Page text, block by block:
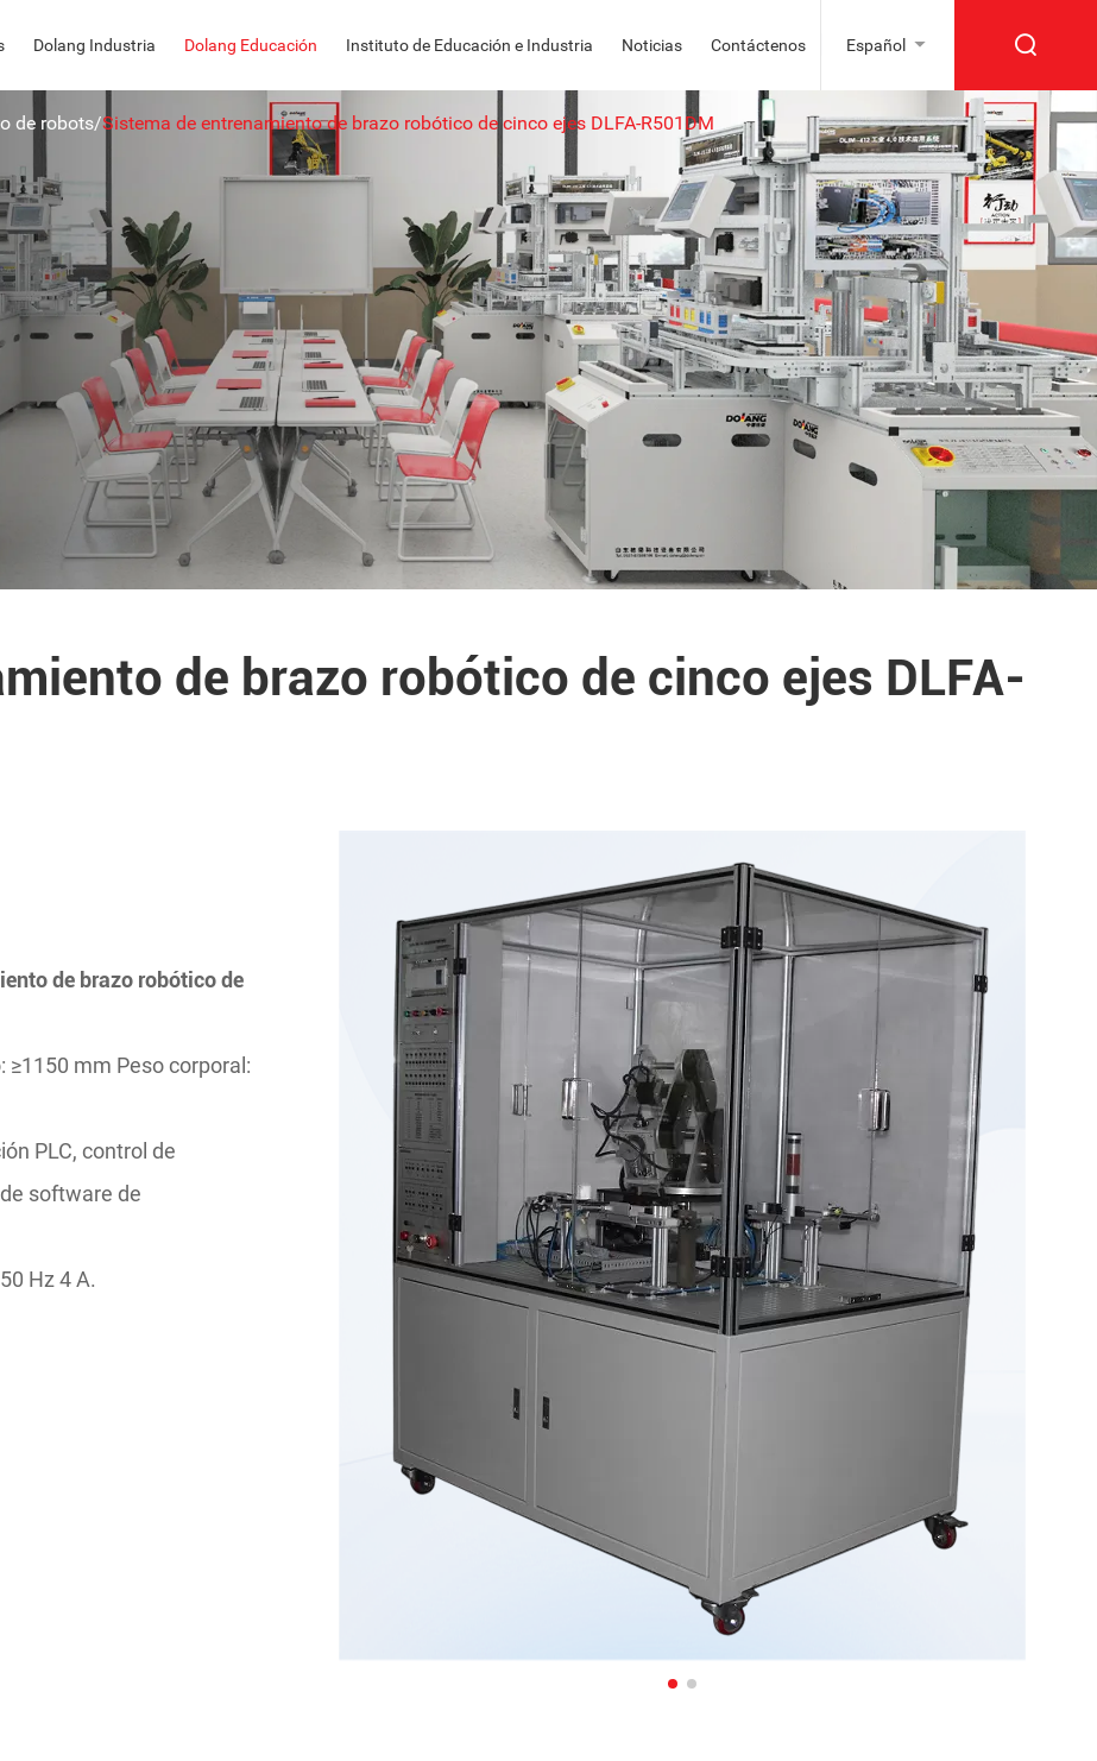
Dolang Industria Dolang Educación Instituto de Educación e Industria Noticias Contáctenos Español
de robots/Sistema de entrenamiento de brazo robótico de cinco ejes DLFA-R501DM
de brazo robótico de cinco ejes DLFA-
de brazo robótico de
≥1150 mm Peso corporal:
PLC, control de
software de
Hz 4 A.